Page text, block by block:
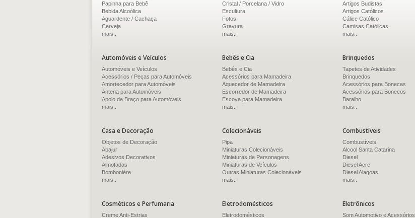
Papinha para Bebê
Bebida Alcoólica
Aguardente / Cachaça
Cerveja
mais..
Cristal / Porcelana / Vidro
Escultura
Fotos
Gravura
mais..
Artigos Budistas
Artigos Católicos
Cálice Católico
Camisas Católicas
mais..
Automóveis e Veículos
Automóveis e Veículos
Acessórios / Peças para Automóveis
Amortecedor para Automóveis
Antena para Automóveis
Apoio de Braço para Automóveis
mais..
Bebês e Cia
Bebês e Cia
Acessórios para Mamadeira
Aquecedor de Mamadeira
Escorredor de Mamadeira
Escova para Mamadeira
mais..
Brinquedos
Tapetes de Atividades
Brinquedos
Acessórios para Bonecas
Acessórios para Bonecos
Baralho
mais..
Casa e Decoração
Objetos de Decoração
Abajur
Adesivos Decorativos
Almofadas
Bomboniére
mais..
Colecionáveis
Pipa
Miniaturas Colecionáveis
Miniaturas de Personagens
Miniaturas de Veículos
Outras Miniaturas Colecionáveis
mais..
Combustíveis
Combustíveis
Alcool Santa Catarina
Diesel
Diesel Acre
Diesel Alagoas
mais..
Cosméticos e Perfumaria
Creme Anti-Estrias
Eletrodomésticos
Eletrodomésticos
Eletrônicos
Som Automotivo e Acessórios